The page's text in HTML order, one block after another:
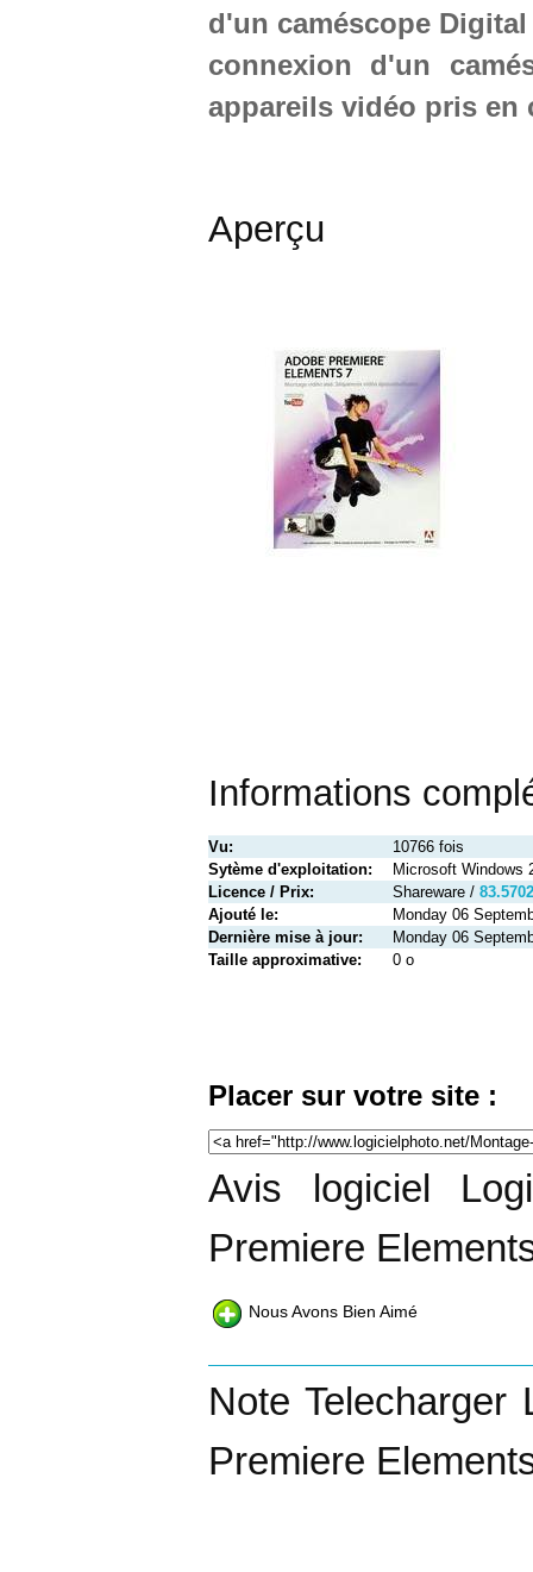
d'un caméscope
connexion d'un
appareils vidéo pris en
Aperçu
Informations
Vu:
10766 fois
Sytème d'exploitation:
Microsoft Windows
Licence / Prix:
Shareware / 83.5702
Ajouté le:
Monday 06
Dernière mise à jour:
Monday 06
Taille approximative:
0 o
Placer sur votre site :
Avis logiciel
Premiere
Nous Avons Bien Aimé
Note Telecharger
Premiere